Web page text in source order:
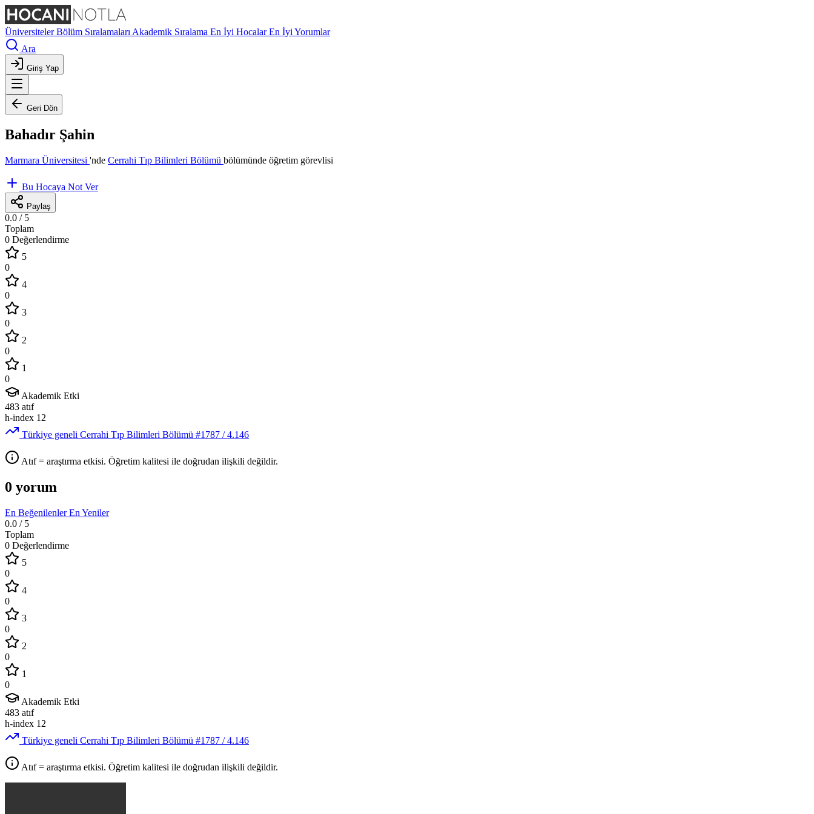
ÜniversitelerBölüm Sıralamaları Akademik Sıralama En İyi HocalarEn İyi Yorumlar
Ara
Giriş Yap
Geri Dön
Bahadır Şahin
Marmara Üniversitesi 'nde Cerrahi Tıp Bilimleri Bölümü bölümünde öğretim görevlisi
Bu Hocaya Not Ver
Paylaş
0.0 / 5
Toplam
0 Değerlendirme
5
0
4
0
3
0
2
0
1
0
Akademik Etki
483 atıf
h-index 12
Türkiye geneli Cerrahi Tıp Bilimleri Bölümü #1787 / 4.146
Atıf = araştırma etkisi. Öğretim kalitesi ile doğrudan ilişkili değildir.
0 yorum
En BeğenilenlerEn Yeniler
0.0 / 5
Toplam
0 Değerlendirme
5
0
4
0
3
0
2
0
1
0
Akademik Etki
483 atıf
h-index 12
Türkiye geneli Cerrahi Tıp Bilimleri Bölümü #1787 / 4.146
Atıf = araştırma etkisi. Öğretim kalitesi ile doğrudan ilişkili değildir.